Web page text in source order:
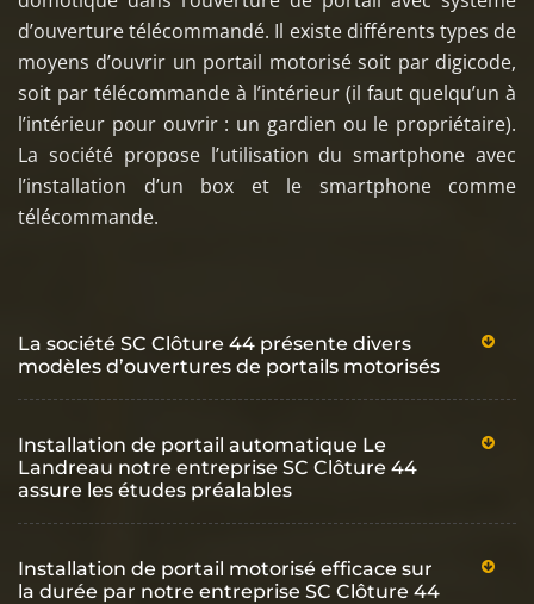
d’ouverture télécommandé. Il existe différents types de
moyens d’ouvrir un portail motorisé soit par digicode,
soit par télécommande à l’intérieur (il faut quelqu’un à
l’intérieur pour ouvrir : un gardien ou le propriétaire).
La société propose l’utilisation du smartphone avec
l’installation d’un box et le smartphone comme
télécommande.
La société SC Clôture 44 présente divers
modèles d’ouvertures de portails motorisés
Installation de portail automatique Le
Landreau notre entreprise SC Clôture 44
assure les études préalables
Installation de portail motorisé efficace sur
la durée par notre entreprise SC Clôture 44